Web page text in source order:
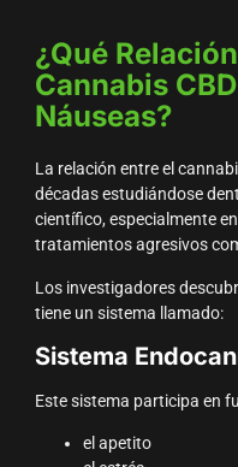
¿Qué
Cannabis
Náuseas?
La relación entre el
décadas estudiándose
científico, especialmente
tratamientos agresivos
Los investigadores
tiene un sistema llamado:
Sistema
Este sistema participa en
el apetito